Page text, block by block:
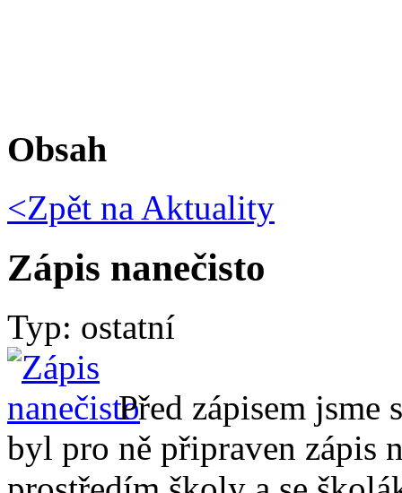
Obsah
<Zpět na Aktuality
Zápis nanečisto
Typ: ostatní
Před zápisem
byl pro ně připraven zápis